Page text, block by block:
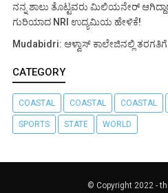
ನನ್ನ ಶಾಲು ತೊಟ್ಟವರು ಮಿಲಿಯನೇರ್
ಗುರಿಯಾದ NRI ಉದ್ಯಮಿಯ ಹೇಳಿಕೆ!
Mudabidri: ಆಳ್ವಾಸ್ ಕಾಲೇಜಿನಲ್ಲಿ ತರಗತಿಗೆ
CATEGORY
COASTAL COASTAL COASTAL
SPORTS STATE WORLD
© Copyright 2022 -